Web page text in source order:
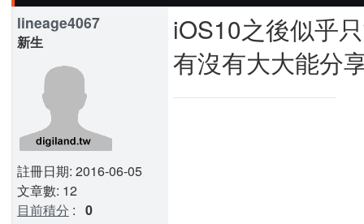
lineage4067
新生
註冊日期: 2016-06-05
文章數: 12
目前積分 : 0
iOS10之後似乎
有沒有大大能分